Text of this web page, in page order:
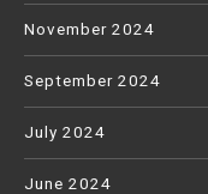
November 2024
September 2024
July 2024
June 2024